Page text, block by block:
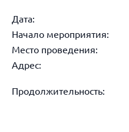
Дата:
Начало мероприятия:
Место проведения:
Адрес:
Продолжительность: